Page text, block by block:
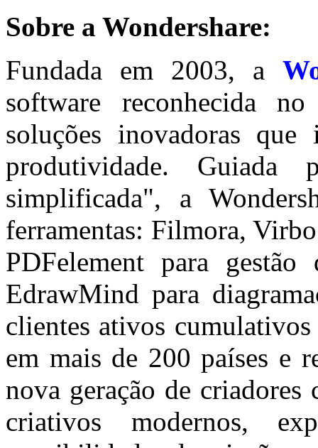
Sobre a Wondershare:
Fundada em 2003, a
software reconhecida
soluções inovadoras
produtividade. Guiada
simplificada", a
ferramentas: Filmora,
PDFelement para
EdrawMind para
clientes ativos
em mais de 200 países e
nova geração de
criativos modernos,